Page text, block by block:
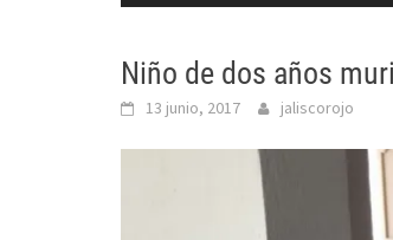
Niño de dos años
13 junio, 2017 jaliscorojo